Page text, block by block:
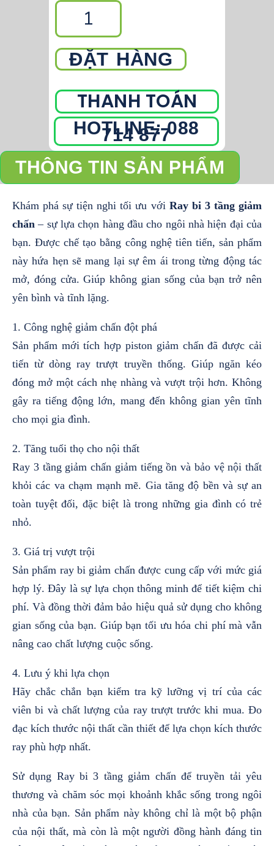
giảm
lượng
ĐẶT HÀNG
THANH TOÁN
HOTLINE: 088
714 877
THÔNG TIN SẢN PHẨM
Khám phá sự tiện nghi tối ưu với Ray bi 3 tầng giảm
chấn – sự lựa chọn hàng đầu cho ngôi nhà hiện đại của
bạn. Được chế tạo bằng công nghệ tiên tiến, sản phẩm
này hứa hẹn sẽ mang lại sự êm ái trong từng động tác
mở, đóng cửa. Giúp không gian sống của bạn trở nên
yên bình và tĩnh lặng.
1. Công nghệ giảm chấn đột phá
Sản phẩm mới tích hợp piston giảm chấn đã được cải
tiến từ dòng ray trượt truyền thống. Giúp ngăn kéo
đóng mở một cách nhẹ nhàng và vượt trội hơn. Không
gây ra tiếng động lớn, mang đến không gian yên tĩnh
cho mọi gia đình.
2. Tăng tuổi thọ cho nội thất
Ray 3 tầng giảm chấn giảm tiếng ồn và bảo vệ nội thất
khỏi các va chạm mạnh mẽ. Gia tăng độ bền và sự an
toàn tuyệt đối, đặc biệt là trong những gia đình có trẻ
nhỏ.
3. Giá trị vượt trội
Sản phẩm ray bi giảm chấn được cung cấp với mức giá
hợp lý. Đây là sự lựa chọn thông minh để tiết kiệm chi
phí. Và đồng thời đảm bảo hiệu quả sử dụng cho không
gian sống của bạn. Giúp bạn tối ưu hóa chi phí mà vẫn
nâng cao chất lượng cuộc sống.
4. Lưu ý khi lựa chọn
Hãy chắc chắn bạn kiểm tra kỹ lưỡng vị trí của các
viên bi và chất lượng của ray trượt trước khi mua. Đo
đạc kích thước nội thất cần thiết để lựa chọn kích thước
ray phù hợp nhất.
Sử dụng Ray bi 3 tầng giảm chấn để truyền tải yêu
thương và chăm sóc mọi khoảnh khắc sống trong ngôi
nhà của bạn. Sản phẩm này không chỉ là một bộ phận
của nội thất, mà còn là một người đồng hành đáng tin